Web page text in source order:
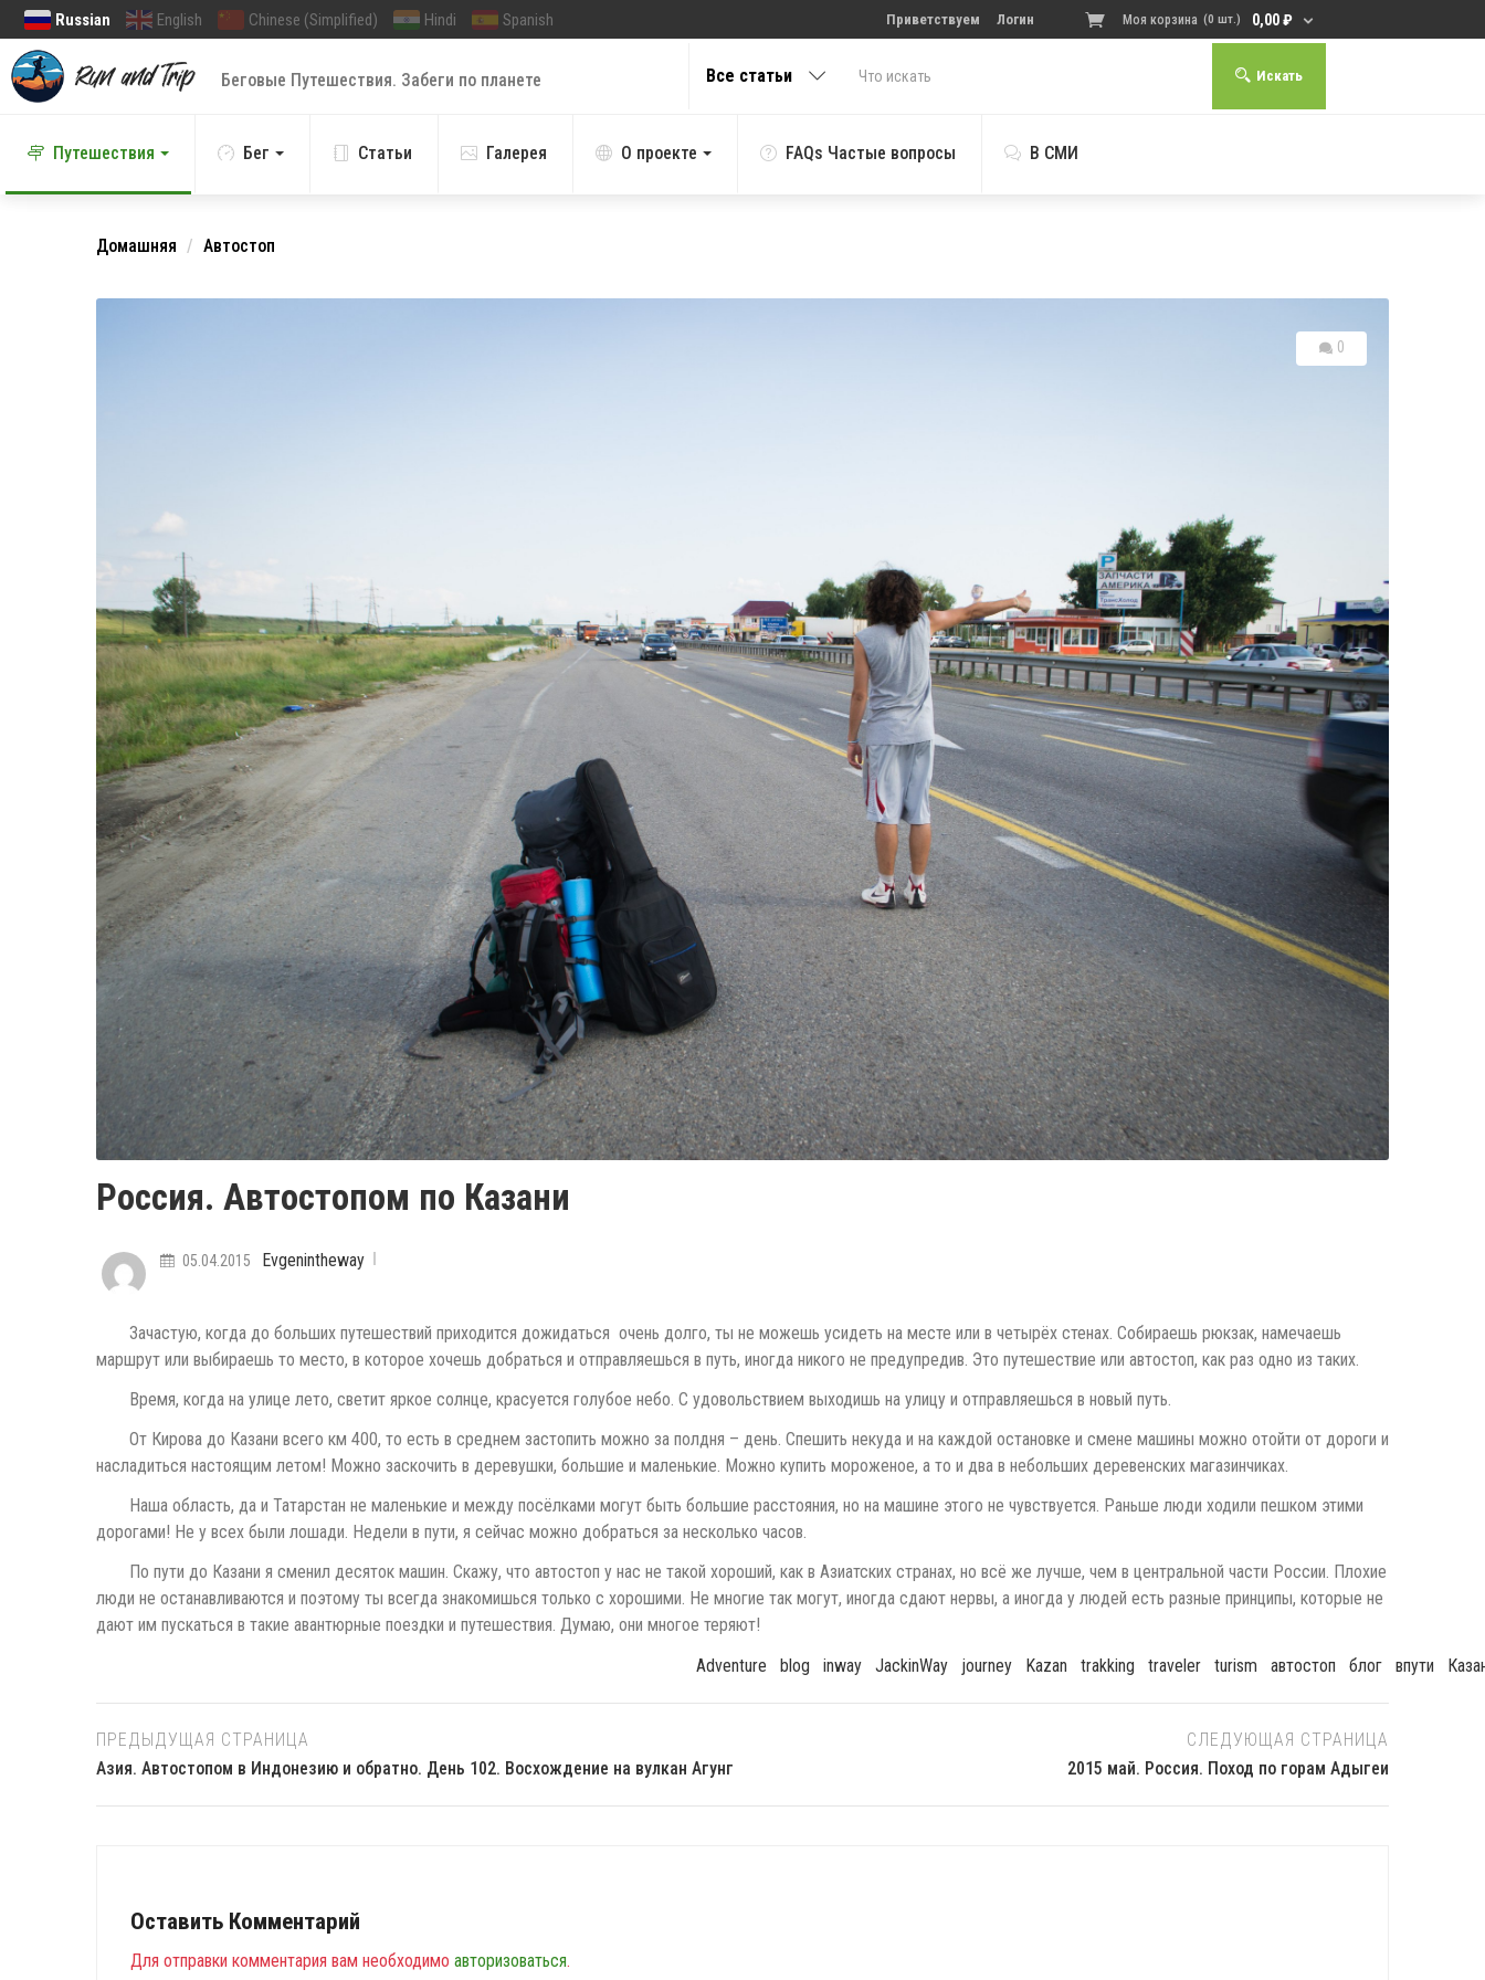
Russian English Chinese (Simplified) Hindi Spanish Приветствуем Логин Моя корзина (0 шт.) 0,00₽
Беговые Путешествия. Забеги по планете Все статьи Искать
Путешествия Бег Статьи Галерея О проекте FAQs Частые вопросы В СМИ
Домашняя Автостоп
0
Россия. Автостопом по Казани
Evgenintheway
05.04.2015
Зачастую, когда до больших путешествий приходится дожидаться очень долго, ты не можешь усидеть на месте или в четырёх стенах. Собираешь рюкзак, намечаешь
маршрут или выбираешь то место, в которое хочешь добраться и отправляешься в путь, иногда никого не предупредив. Это путешествие или автостоп, как раз одно из таких.
Время, когда на улице лето, светит яркое солнце, красуется голубое небо. С удовольствием выходишь на улицу и отправляешься в новый путь.
От Кирова до Казани всего км 400, то есть в среднем застопить можно за полдня – день. Спешить некуда и на каждой остановке и смене машины можно отойти от дороги и
насладиться настоящим летом! Можно заскочить в деревушки, большие и маленькие. Можно купить мороженое, а то и два в небольших деревенских магазинчиках.
Наша область, да и Татарстан не маленькие и между посёлками могут быть большие расстояния, но на машине этого не чувствуется. Раньше люди ходили пешком этими
дорогами! Не у всех были лошади. Недели в пути, я сейчас можно добраться за несколько часов.
По пути до Казани я сменил десяток машин. Скажу, что автостоп у нас не такой хороший, как в Азиатских странах, но всё же лучше, чем в центральной части России. Плохие
люди не останавливаются и поэтому ты всегда знакомишься только с хорошими. Не многие так могут, иногда сдают нервы, а иногда у людей есть разные принципы, которые не
дают им пускаться в такие авантюрные поездки и путешествия. Думаю, они многое теряют!
Adventure
Blog Inway JackinWay Journey Kazan Trakking Traveler Turism Автостоп Блог Впути
ПРЕДЫДУЩАЯ СТРАНИЦА
Азия. Автостопом в Индонезию и обратно. День 102. Восхождение на вулкан Агунг
СЛЕДУЮЩАЯ СТРАНИЦА
2015 май. Россия. Поход по горам Адыгеи
Оставить Комментарий
Для отправки комментария вам необходимо авторизоваться.